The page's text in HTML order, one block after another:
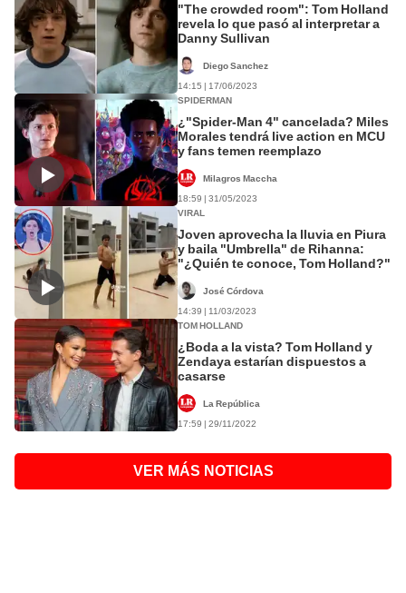
"The crowded room": Tom Holland
revela lo que pasó al interpretar a
Danny Sullivan
Diego Sanchez
14:15 | 17/06/2023
SPIDERMAN
¿"Spider-Man 4" cancelada? Miles
Morales tendrá live action en MCU
y fans temen reemplazo
Milagros Maccha
18:59 | 31/05/2023
VIRAL
Joven aprovecha la lluvia en Piura
y baila "Umbrella" de Rihanna:
"¿Quién te conoce, Tom Holland?"
José Córdova
14:39 | 11/03/2023
TOM HOLLAND
¿Boda a la vista? Tom Holland y
Zendaya estarían dispuestos a
casarse
La República
17:59 | 29/11/2022
VER MÁS NOTICIAS